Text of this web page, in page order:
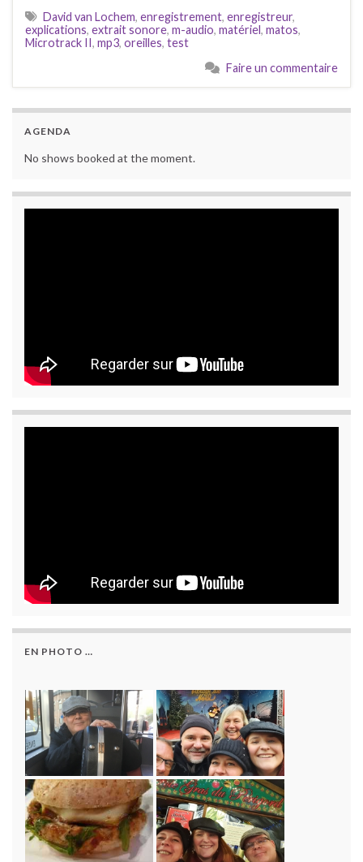
David van Lochem, enregistrement, enregistreur,
explications, extrait sonore, m-audio, matériel, matos,
Microtrack II, mp3, oreilles, test
Faire un commentaire
AGENDA
No shows booked at the moment.
EN PHOTO …